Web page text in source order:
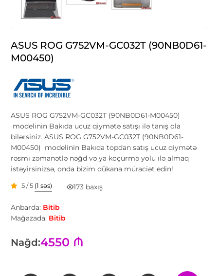
ASUS ROG G752VM-GC032T (90NB0D61-
M00450)
ASUS ROG G752VM-GC032T (90NB0D61-M00450)
modelinin Bakıda ucuz qiymətə satışı ilə tanış ola
bilərsiniz. ASUS ROG G752VM-GC032T (90NB0D61-
M00450) modelinin Bakıda topdan satış ucuz qiymətə
rəsmi zəmanətlə nəğd və ya köçürmə yolu ilə almaq
istəyirsinizsə, onda bizim dükana müraciət edin!
5 / 5 (1 səs) 173 baxış
Anbarda: Bitib
Mağazada: Bitib
Nağd:4550 ₼